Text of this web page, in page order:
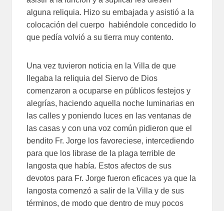
alguna reliquia. Hizo su embajada y asistió a la
colocación del cuerpo habiéndole concedido lo
que pedía volvió a su tierra muy contento.
Una vez tuvieron noticia en la Villa de que
llegaba la reliquia del Siervo de Dios
comenzaron a ocuparse en públicos festejos y
alegrías, haciendo aquella noche luminarias en
las calles y poniendo luces en las ventanas de
las casas y con una voz común pidieron que el
bendito Fr. Jorge los favoreciese, intercediendo
para que los librase de la plaga terrible de
langosta que había. Estos afectos de sus
devotos para Fr. Jorge fueron eficaces ya que la
langosta comenzó a salir de la Villa y de sus
términos, de modo que dentro de muy pocos